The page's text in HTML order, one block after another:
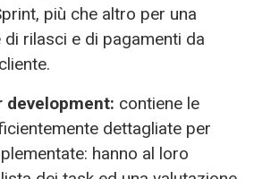
più che altro per una
di rilasci e di pagamenti da
development: contiene le
dettagliate per
hanno al loro